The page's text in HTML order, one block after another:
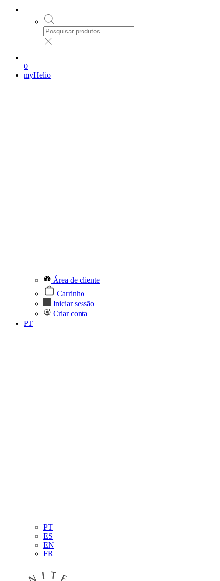
0
myHelio
Área de cliente
Carrinho
Iniciar sessão
Criar conta
PT
PT
ES
EN
FR